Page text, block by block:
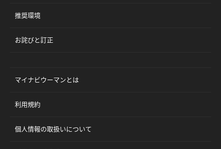
推奨環境
お詫びと訂正
マイナビウーマンとは
利用規約
個人情報の取扱いについて